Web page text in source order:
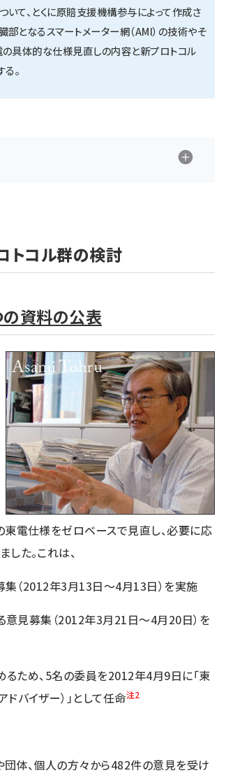
て、とくに原賠支援機構参与によって作成さ
となるスマートメーター網（AMI）の技術やそ
具体的な仕様見直しの内容と新プロトコル
。
コル群の検討
の資料の公表
東電仕様をゼロベースで見直し、必要に応
た。これは、
集（2012年3月13日〜4月13日）を実施
意見募集（2012年3月21日〜4月20日）を
るため、5名の委員を2012年4月9日に「東
バイザー）」として任命注2
団体、個人の方々から482件の意見を受け